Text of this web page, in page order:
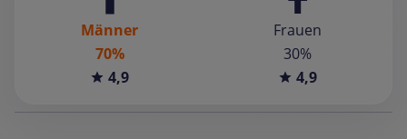
Männer
70%
4,9
Frauen
30%
4,9